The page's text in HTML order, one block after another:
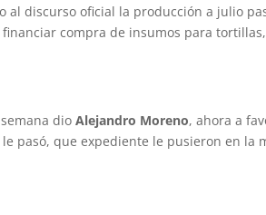
al discurso oficial la producción a julio
compra de insumos para
semana dioAlejandro Moreno, ahora a
pasó, que expediente le pusieron en la